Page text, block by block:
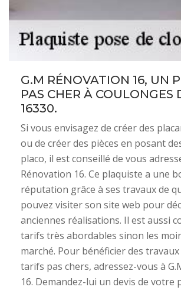
G.M RÉNOVATION 16, UN
PAS CHER À COULONGES
16330.
Si vous envisagez de créer des
ou de créer des pièces en posant
placo, il est conseillé de vous
Rénovation 16. Ce plaquiste a une
réputation grâce à ses travaux de
pouvez visiter son site web pour
anciennes réalisations. Il est aussi
tarifs très abordables sinon les
marché. Pour bénéficier des
tarifs pas chers, adressez-vous à
16. Demandez-lui un devis de votre